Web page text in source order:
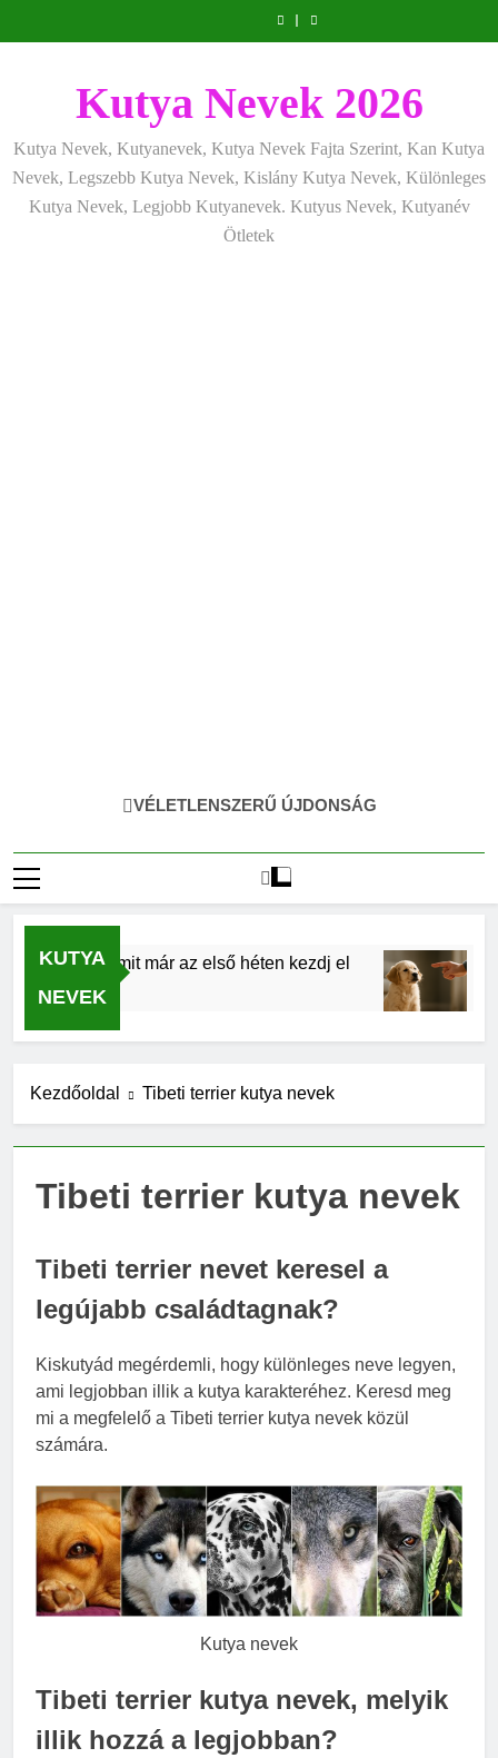
a
héten
kezdj
el
szeretettel,
amit
kezdj
el
amik
egész
Kutya Nevek 2026
Kutya Nevek, Kutyanevek, Kutya Nevek Fajta Szerint, Kan Kutya
Nevek, Legszebb Kutya Nevek, Kislány Kutya Nevek, Különleges
Kutya Nevek, Legjobb Kutyanevek. Kutyus Nevek, Kutyanév
Ötletek
VÉLETLENSZERŰ ÚJDONSÁG
KUTYA
NEVEK
amit már az első héten kezdj el
Kezdőoldal Tibeti terrier kutya nevek
Tibeti terrier kutya nevek
Tibeti terrier nevet keresel a
legújabb családtagnak?
Kiskutyád megérdemli, hogy különleges neve legyen,
ami legjobban illik a kutya karakteréhez. Keresd meg
mi a megfelelő a Tibeti terrier kutya nevek közül
számára.
Kutya nevek
Tibeti terrier kutya nevek, melyik
illik hozzá a legjobban?